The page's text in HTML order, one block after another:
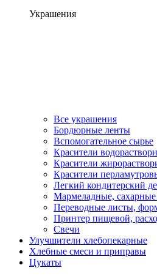
Украшения
Все украшения
Бордюрные ленты
Вспомогательное сырье
Красители
Красители
Красители
Легкий кондитерский
Мармеладные,
Переводные листы,
Принтер пищевой,
Свечи
Улучшители хлебопекарные
Хлебные смеси и приправы
Цукаты